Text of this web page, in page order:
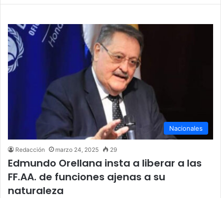
Nacionales
Redacción marzo 24, 2025 29
Edmundo Orellana insta a liberar a las
FF.AA. de funciones ajenas a su
naturaleza